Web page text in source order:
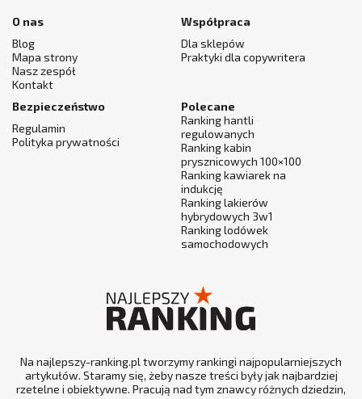
O nas
Blog
Mapa strony
Nasz zespół
Kontakt
Współpraca
Dla sklepów
Praktyki dla copywritera
Bezpieczeństwo
Regulamin
Polityka prywatności
Polecane
Ranking hantli
regulowanych
Ranking kabin
prysznicowych 100×100
Ranking kawiarek na
indukcję
Ranking lakierów
hybrydowych 3w1
Ranking lodówek
samochodowych
Na najlepszy-ranking.pl tworzymy rankingi najpopularniejszych
artykułów. Staramy się, żeby nasze treści były jak najbardziej
rzetelne i obiektywne. Pracują nad tym znawcy różnych dziedzin,